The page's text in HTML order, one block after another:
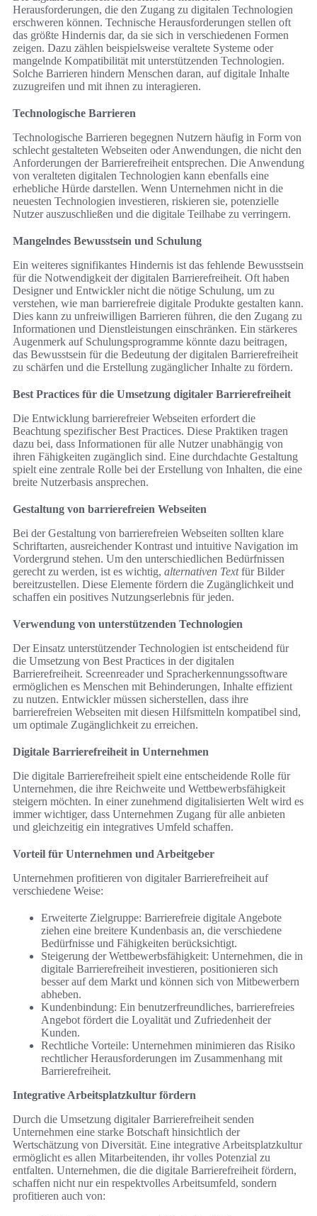
Herausforderungen, die den Zugang zu digitalen Technologien
erschweren können. Technische Herausforderungen stellen oft
das größte Hindernis dar, da sie sich in verschiedenen Formen
zeigen. Dazu zählen beispielsweise veraltete Systeme oder
mangelnde Kompatibilität mit unterstützenden Technologien.
Solche Barrieren hindern Menschen daran, auf digitale Inhalte
zuzugreifen und mit ihnen zu interagieren.
Technologische Barrieren
Technologische Barrieren begegnen Nutzern häufig in Form von
schlecht gestalteten Webseiten oder Anwendungen, die nicht den
Anforderungen der Barrierefreiheit entsprechen. Die Anwendung
von veralteten digitalen Technologien kann ebenfalls eine
erhebliche Hürde darstellen. Wenn Unternehmen nicht in die
neuesten Technologien investieren, riskieren sie, potenzielle
Nutzer auszuschließen und die digitale Teilhabe zu verringern.
Mangelndes Bewusstsein und Schulung
Ein weiteres signifikantes Hindernis ist das fehlende Bewusstsein
für die Notwendigkeit der digitalen Barrierefreiheit. Oft haben
Designer und Entwickler nicht die nötige Schulung, um zu
verstehen, wie man barrierefreie digitale Produkte gestalten kann.
Dies kann zu unfreiwilligen Barrieren führen, die den Zugang zu
Informationen und Dienstleistungen einschränken. Ein stärkeres
Augenmerk auf Schulungsprogramme könnte dazu beitragen,
das Bewusstsein für die Bedeutung der digitalen Barrierefreiheit
zu schärfen und die Erstellung zugänglicher Inhalte zu fördern.
Best Practices für die Umsetzung digitaler Barrierefreiheit
Die Entwicklung barrierefreier Webseiten erfordert die
Beachtung spezifischer Best Practices. Diese Praktiken tragen
dazu bei, dass Informationen für alle Nutzer unabhängig von
ihren Fähigkeiten zugänglich sind. Eine durchdachte Gestaltung
spielt eine zentrale Rolle bei der Erstellung von Inhalten, die eine
breite Nutzerbasis ansprechen.
Gestaltung von barrierefreien Webseiten
Bei der Gestaltung von barrierefreien Webseiten sollten klare
Schriftarten, ausreichender Kontrast und intuitive Navigation im
Vordergrund stehen. Um den unterschiedlichen Bedürfnissen
gerecht zu werden, ist es wichtig, alternativen Textfür Bilder
bereitzustellen. Diese Elemente fördern die Zugänglichkeit und
schaffen ein positives Nutzungserlebnis für jeden.
Verwendung von unterstützenden Technologien
Der Einsatz unterstützender Technologien ist entscheidend für
die Umsetzung von Best Practices in der digitalen
Barrierefreiheit. Screenreader und Spracherkennungssoftware
ermöglichen es Menschen mit Behinderungen, Inhalte effizient
zu nutzen. Entwickler müssen sicherstellen, dass ihre
barrierefreien Webseiten mit diesen Hilfsmitteln kompatibel sind,
um optimale Zugänglichkeit zu erreichen.
Digitale Barrierefreiheit in Unternehmen
Die digitale Barrierefreiheit spielt eine entscheidende Rolle für
Unternehmen, die ihre Reichweite und Wettbewerbsfähigkeit
steigern möchten. In einer zunehmend digitalisierten Welt wird es
immer wichtiger, dass Unternehmen Zugang für alle anbieten
und gleichzeitig ein integratives Umfeld schaffen.
Vorteil für Unternehmen und Arbeitgeber
Unternehmen profitieren von digitaler Barrierefreiheit auf
verschiedene Weise:
Erweiterte Zielgruppe: Barrierefreie digitale Angebote
ziehen eine breitere Kundenbasis an, die verschiedene
Bedürfnisse und Fähigkeiten berücksichtigt.
Steigerung der Wettbewerbsfähigkeit: Unternehmen, die in
digitale Barrierefreiheit investieren, positionieren sich
besser auf dem Markt und können sich von Mitbewerbern
abheben.
Kundenbindung: Ein benutzerfreundliches, barrierefreies
Angebot fördert die Loyalität und Zufriedenheit der
Kunden.
Rechtliche Vorteile: Unternehmen minimieren das Risiko
rechtlicher Herausforderungen im Zusammenhang mit
Barrierefreiheit.
Integrative Arbeitsplatzkultur fördern
Durch die Umsetzung digitaler Barrierefreiheit senden
Unternehmen eine starke Botschaft hinsichtlich der
Wertschätzung von Diversität. Eine integrative Arbeitsplatzkultur
ermöglicht es allen Mitarbeitenden, ihr volles Potenzial zu
entfalten. Unternehmen, die die digitale Barrierefreiheit fördern,
schaffen nicht nur ein respektvolles Arbeitsumfeld, sondern
profitieren auch von: